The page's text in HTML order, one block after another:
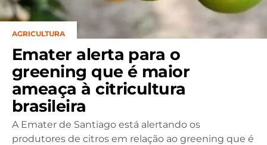
AGRICULTURA
Emater alerta para o
greening que é maior
ameaça à citricultura
brasileira
A Emater de Santiago está alertando os
produtores de citros em relação ao greening que é